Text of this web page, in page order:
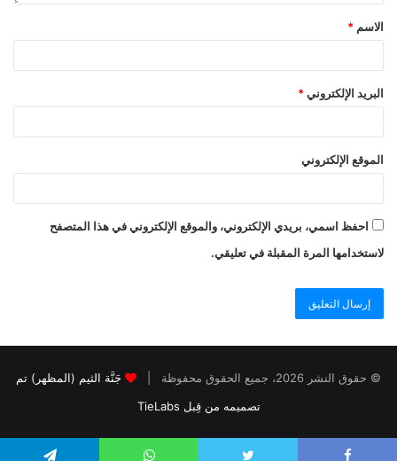
الاسم *
البريد الإلكتروني *
الموقع الإلكتروني
احفظ اسمي، بريدي الإلكتروني، والموقع الإلكتروني في هذا المتصفح
لاستخدامها المرة المقبلة في تعليقي.
© حقوق النشر 2026، جميع الحقوق محفوظة |
جَنَّة الثيم (المظهر) تم
تصميمه من قِبل TieLabs